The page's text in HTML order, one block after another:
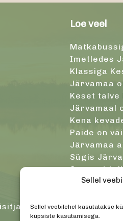
Sellel
Sellel veebilehel kasutatakse
küpsiste kasutamisega.
Loe veel
Imetledes
Klassiga
Järvamaa
Keset talve
Järvamaal
Kena
Paide on
Järvamaa
Sügis
Saunast